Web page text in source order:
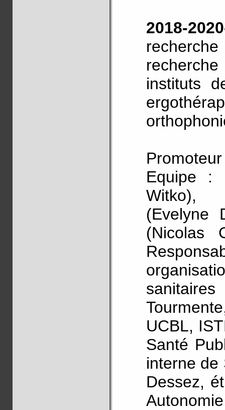
2018-
instituts
Equipe :
Witko),
(Evelyne
(Nicolas
UCBL,
Santé
interne de
Dessez,